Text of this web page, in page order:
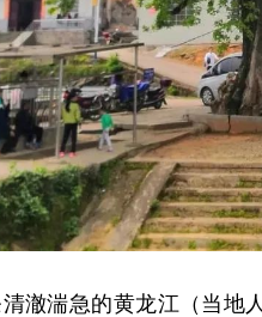
澈湍急的黄龙江（当地